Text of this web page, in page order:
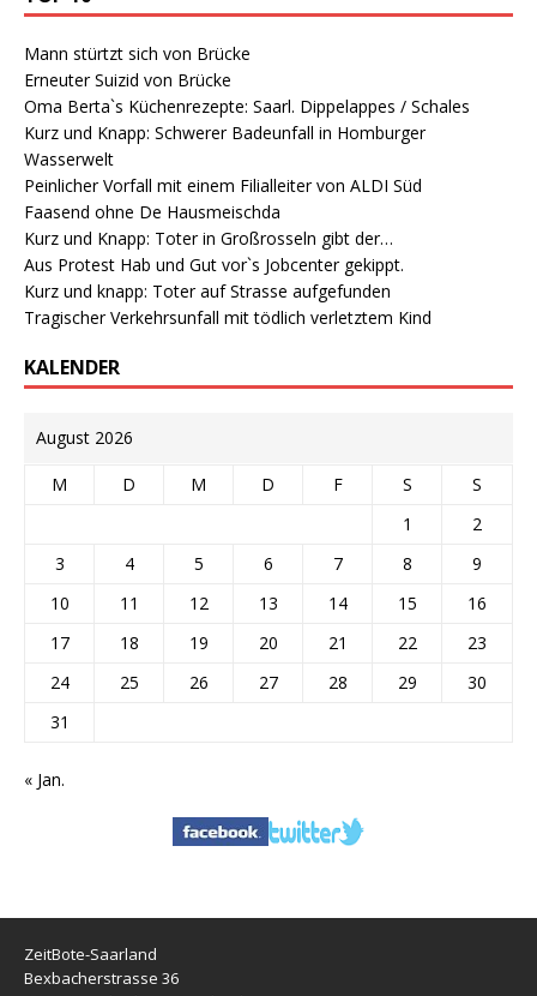
Mann stürtzt sich von Brücke
Erneuter Suizid von Brücke
Oma Berta`s Küchenrezepte: Saarl. Dippelappes / Schales
Kurz und Knapp: Schwerer Badeunfall in Homburger
Wasserwelt
Peinlicher Vorfall mit einem Filialleiter von ALDI Süd
Faasend ohne De Hausmeischda
Kurz und Knapp: Toter in Großrosseln gibt der…
Aus Protest Hab und Gut vor`s Jobcenter gekippt.
Kurz und knapp: Toter auf Strasse aufgefunden
Tragischer Verkehrsunfall mit tödlich verletztem Kind
KALENDER
August 2026
M D M D F S
S
1
2
3
4 5 6 7 8
9
10
11 12 13 14 15
16
17
18 19 20 21 22
23
24
25 26 27 28 29
30
31
« Jan.
ZeitBote-Saarland
Bexbacherstrasse 36